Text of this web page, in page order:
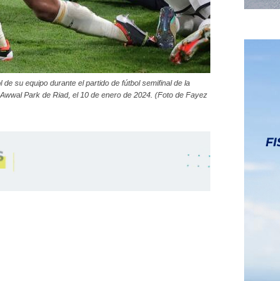
su equipo durante el partido de fútbol semifinal de la
Park de Riad, el 10 de enero de 2024. (Foto de Fayez